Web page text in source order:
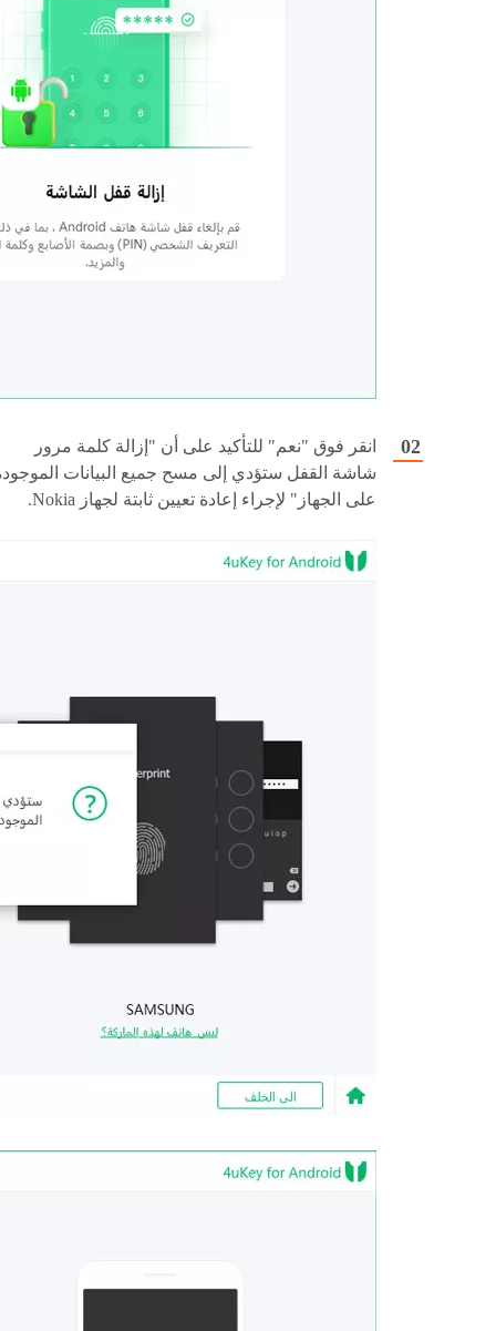
انقر فوق "نعم" للتأكيد على أن "إزالة كلمة مرور
شاشة القفل ستؤدي إلى مسح جميع البيانات
على الجهاز" لإجراء إعادة تعيين ثابتة لجهاز Nokia.